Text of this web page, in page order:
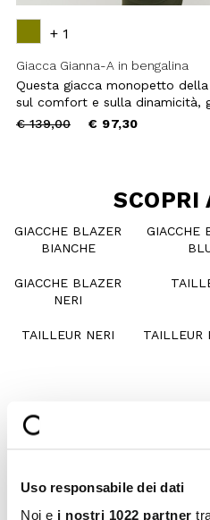
Uso responsabile dei dati
Noi e i nostri 1022 partner
+ 1
Giacca Gianna-A in bengalina
Questa giacca monopetto
sul comfort e sulla dinamicità,
Price
€ 139,00to € 97,30
SCOPRI
GIACCHE BLAZER
BIANCHE
GIACCHE
GIACCHE BLAZER
NERI
TAILLEUR NERI TAILLEUR
I MIGLIORI TIPS
COME SCEGLIERE E